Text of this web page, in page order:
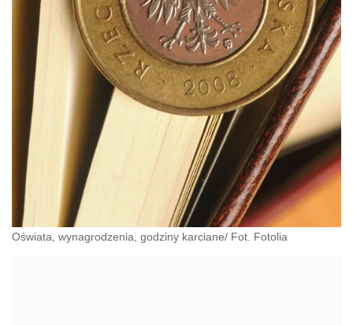
Oświata, wynagrodzenia, godziny karciane/ Fot. Fotolia